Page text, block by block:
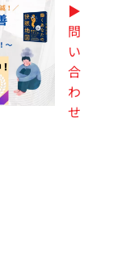
▶︎
問
い
合
わ
せ